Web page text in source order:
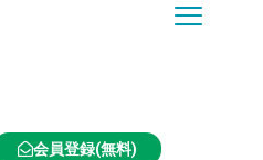
会員登録(無料)